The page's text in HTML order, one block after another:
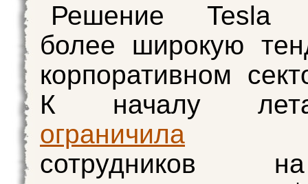
Решение Tesla
более широкую
корпоративном
К началу
ограничила
сотрудников